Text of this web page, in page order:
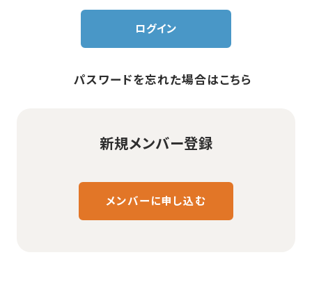
ログイン
パスワードを忘れた場合はこちら
新規メンバー登録
メンバーに申し込む